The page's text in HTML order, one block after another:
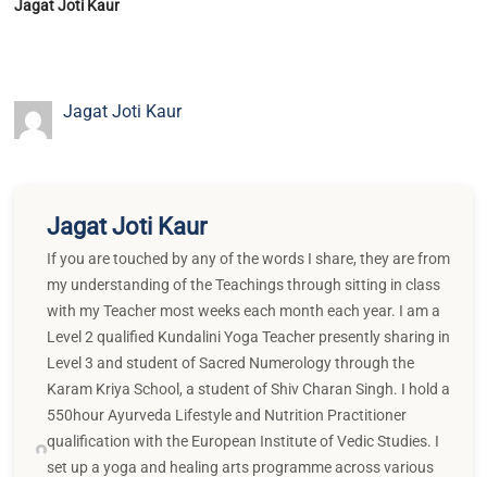
Jagat Joti Kaur
Jagat Joti Kaur
Jagat Joti Kaur
If you are touched by any of the words I share, they are from
my understanding of the Teachings through sitting in class
with my Teacher most weeks each month each year. I am a
Level 2 qualified Kundalini Yoga Teacher presently sharing in
Level 3 and student of Sacred Numerology through the
Karam Kriya School, a student of Shiv Charan Singh. I hold a
550hour Ayurveda Lifestyle and Nutrition Practitioner
qualification with the European Institute of Vedic Studies. I
set up a yoga and healing arts programme across various